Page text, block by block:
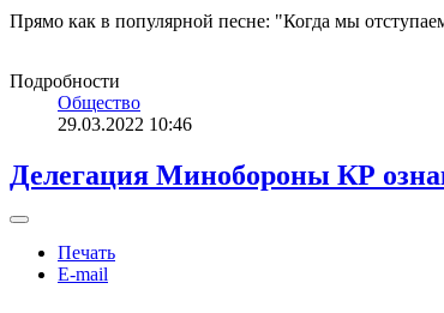
Прямо как в популярной песне: "Когда мы
Подробности
Общество
29.03.2022 10:46
Делегация Минобороны КР
Печать
E-mail